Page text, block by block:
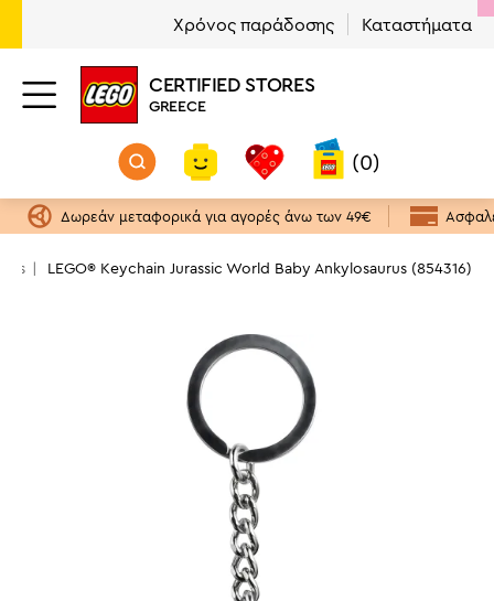
Χρόνος παράδοσης Καταστήματα
CERTIFIED STORES
GREECE
(0)
Δωρεάν μεταφορικά για αγορές άνω των 49€
LEGO® Keychain Jurassic World Baby Ankylosaurus (854316)